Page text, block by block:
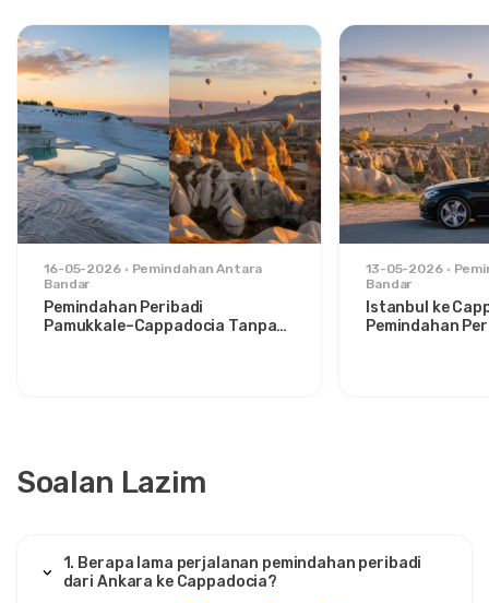
16-05-2026
Pemindahan Antara
Bandar
Pemindahan Peribadi
Pamukkale–Cappadocia Tanpa
13-05-2026
Bandar
Istanbul ke
Pemindahan
Soalan Lazim
1. Berapa lama perjalanan pemindahan peribadi
dari Ankara ke Cappadocia?